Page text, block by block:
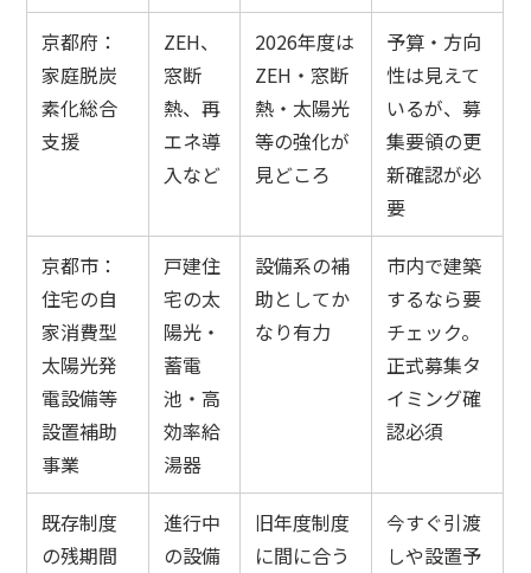
京都府：
家庭脱炭
素化総合
支援
ZEH、
窓断
熱、再
エネ導
入など
2026年度は
ZEH・窓断
熱・太陽光
等の強化が
見どころ
予算・方向
性は見えて
いるが、募
集要領の更
新確認が必
要
京都市：
住宅の自
家消費型
太陽光発
電設備等
設置補助
事業
戸建住
宅の太
陽光・
蓄電
池・高
効率給
湯器
設備系の補
助としてか
なり有力
市内で建築
するなら要
チェック。
正式募集タ
イミング確
認必須
既存制度
の残期間
進行中
の設備
旧年度制度
に間に合う
今すぐ引渡
しや設置予